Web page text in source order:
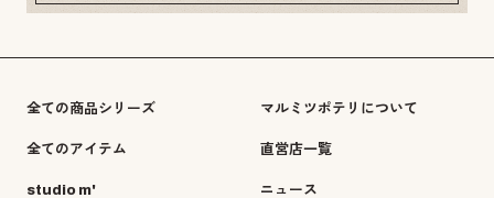
全ての商品シリーズ
全てのアイテム
studio m'
マルミツポテリについて
直営店一覧
ニュース